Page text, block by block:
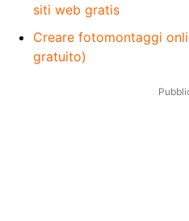
siti web gratis
Creare fotomontaggi
gratuito)